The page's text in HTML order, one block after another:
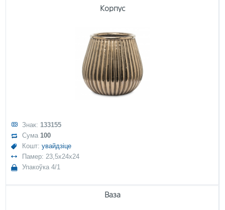
Корпус
Знак: 133155
Сума100
Кошт:увайдзіце
Памер: 23,5x24x24
Упакоўка 4/1
Ваза